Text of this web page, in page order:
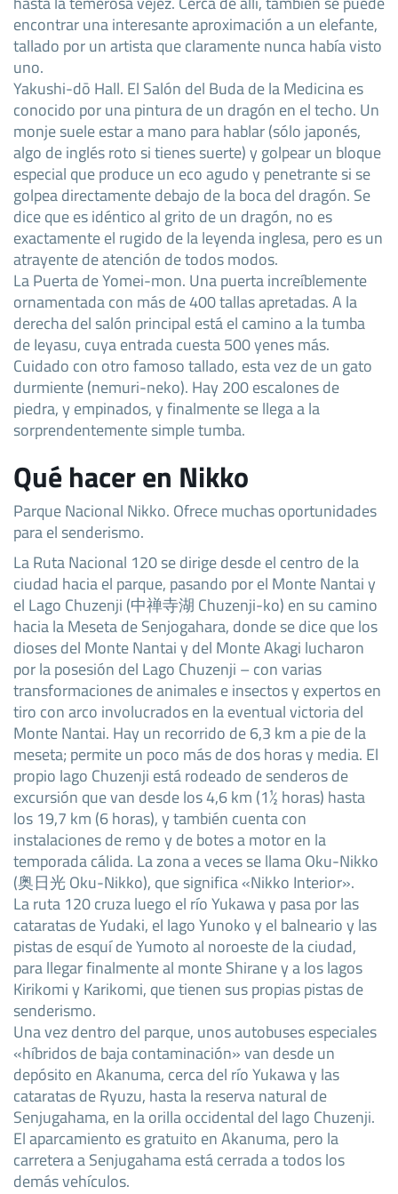
encontrar una interesante aproximación a un elefante,
tallado por un artista que claramente nunca había visto
uno.
Yakushi-dō Hall. El Salón del Buda de la Medicina es
conocido por una pintura de un dragón en el techo. Un
monje suele estar a mano para hablar (sólo japonés,
algo de inglés roto si tienes suerte) y golpear un bloque
especial que produce un eco agudo y penetrante si se
golpea directamente debajo de la boca del dragón. Se
dice que es idéntico al grito de un dragón, no es
exactamente el rugido de la leyenda inglesa, pero es un
atrayente de atención de todos modos.
La Puerta de Yomei-mon. Una puerta increíblemente
ornamentada con más de 400 tallas apretadas. A la
derecha del salón principal está el camino a la tumba
de Ieyasu, cuya entrada cuesta 500 yenes más.
Cuidado con otro famoso tallado, esta vez de un gato
durmiente (nemuri-neko). Hay 200 escalones de
piedra, y empinados, y finalmente se llega a la
sorprendentemente simple tumba.
Qué hacer en Nikko
Parque Nacional Nikko. Ofrece muchas oportunidades
para el senderismo.
La Ruta Nacional 120 se dirige desde el centro de la
ciudad hacia el parque, pasando por el Monte Nantai y
el Lago Chuzenji (中禅寺湖 Chuzenji-ko) en su camino
hacia la Meseta de Senjogahara, donde se dice que los
dioses del Monte Nantai y del Monte Akagi lucharon
por la posesión del Lago Chuzenji – con varias
transformaciones de animales e insectos y expertos en
tiro con arco involucrados en la eventual victoria del
Monte Nantai. Hay un recorrido de 6,3 km a pie de la
meseta; permite un poco más de dos horas y media. El
propio lago Chuzenji está rodeado de senderos de
excursión que van desde los 4,6 km (1½ horas) hasta
los 19,7 km (6 horas), y también cuenta con
instalaciones de remo y de botes a motor en la
temporada cálida. La zona a veces se llama Oku-Nikko
(奥日光 Oku-Nikko), que significa «Nikko Interior».
La ruta 120 cruza luego el río Yukawa y pasa por las
cataratas de Yudaki, el lago Yunoko y el balneario y las
pistas de esquí de Yumoto al noroeste de la ciudad,
para llegar finalmente al monte Shirane y a los lagos
Kirikomi y Karikomi, que tienen sus propias pistas de
senderismo.
Una vez dentro del parque, unos autobuses especiales
«híbridos de baja contaminación» van desde un
depósito en Akanuma, cerca del río Yukawa y las
cataratas de Ryuzu, hasta la reserva natural de
Senjugahama, en la orilla occidental del lago Chuzenji.
El aparcamiento es gratuito en Akanuma, pero la
carretera a Senjugahama está cerrada a todos los
demás vehículos.